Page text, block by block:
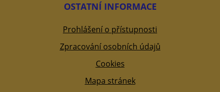
OSTATNÍ INFORMACE
Prohlášení o přístupnosti
Zpracování osobních údajů
Cookies
Mapa stránek